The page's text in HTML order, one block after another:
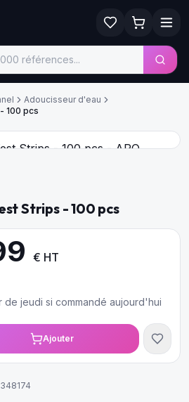
Adoucisseur d'eau
100 pcs
Strips - 100 pcs
€ HT
de jeudi si commandé aujourd'hui
Ajouter